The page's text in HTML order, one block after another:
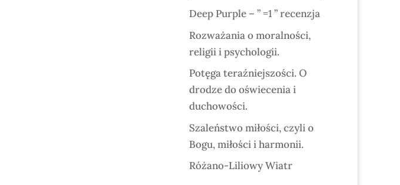
Deep Purple – ” =1 ” recenzja
Rozważania o moralności,
religii i psychologii.
Potęga teraźniejszości. O
drodze do oświecenia i
duchowości.
Szaleństwo miłości, czyli o
Bogu, miłości i harmonii.
Różano-Liliowy Wiatr